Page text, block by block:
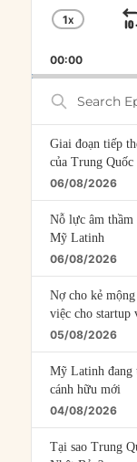
RATE
1X
00:00
Search
Episodes
Giai đoạn tiếp
của Trung Quốc
06/08/2026
Nỗ lực âm
Mỹ Latinh
06/08/2026
Nợ cho kẻ
việc cho startup
05/08/2026
Mỹ Latinh đang
cánh hữu mới
04/08/2026
Tại sao Trung